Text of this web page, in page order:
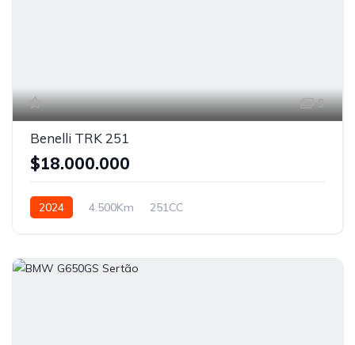
9
Benelli TRK 251
$18.000.000
2024 4.500Km 251CC